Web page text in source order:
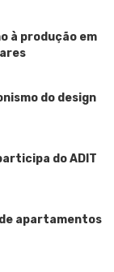
à produção em
do design
do ADIT
apartamentos